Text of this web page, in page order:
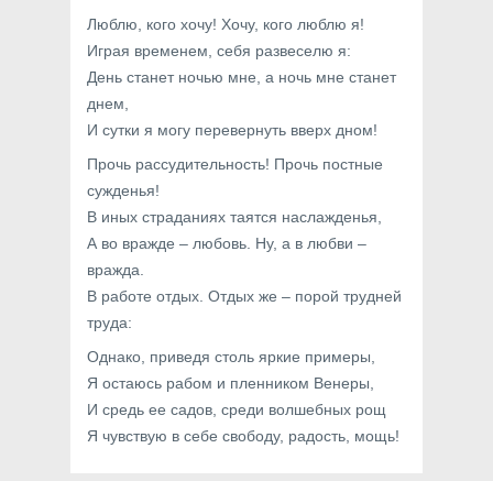
Люблю, кого хочу! Хочу, кого люблю я!
Играя временем, себя развеселю я:
День станет ночью мне, а ночь мне станет
днем,
И сутки я могу перевернуть вверх дном!
Прочь рассудительность! Прочь постные
сужденья!
В иных страданиях таятся наслажденья,
А во вражде – любовь. Ну, а в любви –
вражда.
В работе отдых. Отдых же – порой трудней
труда:
Однако, приведя столь яркие примеры,
Я остаюсь рабом и пленником Венеры,
И средь ее садов, среди волшебных рощ
Я чувствую в себе свободу, радость, мощь!